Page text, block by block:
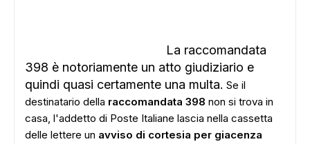
La raccomandata
398 è notoriamente un atto giudiziario e
quindi quasi certamente una multa. Se il
destinatario della raccomandata 398 non si trova in
casa, l'addetto di Poste Italiane lascia nella cassetta
delle lettere un avviso di cortesia per giacenza